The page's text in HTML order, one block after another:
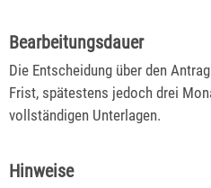
Bearbeitungsdauer
Die Entscheidung über den
Frist, spätestens jedoch drei
vollständigen Unterlagen.
Hinweise